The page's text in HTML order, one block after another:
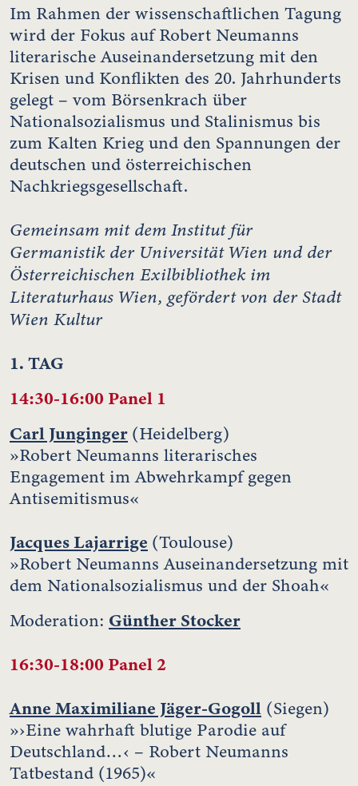
Im Rahmen der wissenschaftlichen Tagung
wird der Fokus auf Robert Neumanns
literarische Auseinandersetzung mit den
Krisen und Konflikten des 20. Jahrhunderts
gelegt – vom Börsenkrach über
Nationalsozialismus und Stalinismus bis
zum Kalten Krieg und den Spannungen der
deutschen und österreichischen
Nachkriegsgesellschaft.
Gemeinsam mit dem Institut für
Germanistik der Universität Wien und der
Österreichischen Exilbibliothek im
Literaturhaus Wien, gefördert von der Stadt
Wien Kultur
1. TAG
14:30-16:00 Panel 1
Carl Junginger (Heidelberg)
»Robert Neumanns literarisches
Engagement im Abwehrkampf gegen
Antisemitismus«
Jacques Lajarrige (Toulouse)
»Robert Neumanns Auseinandersetzung mit
dem Nationalsozialismus und der Shoah«
Moderation: Günther Stocker
16:30-18:00 Panel 2
Anne Maximiliane Jäger-Gogoll (Siegen)
»›Eine wahrhaft blutige Parodie auf
Deutschland…‹ – Robert Neumanns
Tatbestand (1965)«